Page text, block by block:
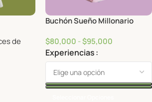
de
Buchón Sueño Millonario
$80,000 -$95,000
Experiencias